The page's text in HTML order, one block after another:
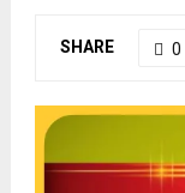
SHARE 0